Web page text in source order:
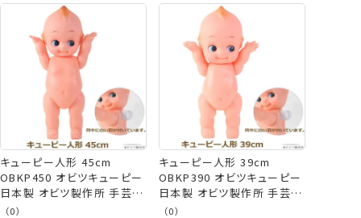
キューピー人形 45cm
OBKP450 オビツキューピー
日本製 オビツ製作所 手芸の
山久
（0）
キューピー人形 39cm
OBKP390 オビツキューピー
日本製 オビツ製作所 手芸の
山久
（0）